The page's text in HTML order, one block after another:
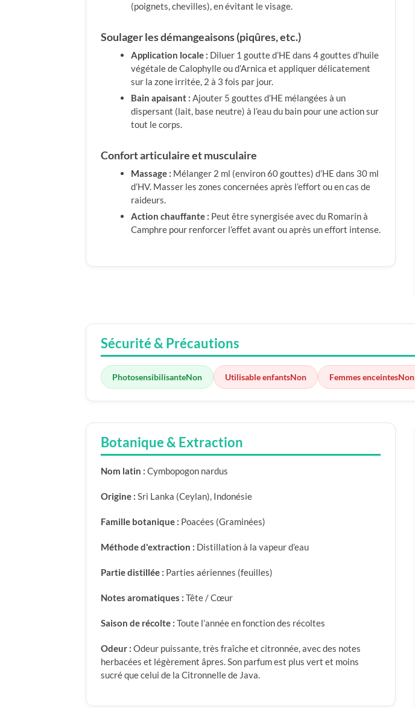
(poignets, chevilles), en évitant le visage.
Soulager les démangeaisons (piqûres, etc.)
Application locale : Diluer 1 goutte d’HE dans 4 gouttes d’huile
végétale de Calophylle ou d’Arnica et appliquer délicatement
sur la zone irritée, 2 à 3 fois par jour.
Bain apaisant : Ajouter 5 gouttes d’HE mélangées à un
dispersant (lait, base neutre) à l’eau du bain pour une action sur
tout le corps.
Confort articulaire et musculaire
Massage : Mélanger 2 ml (environ 60 gouttes) d’HE dans 30 ml
d’HV. Masser les zones concernées après l’effort ou en cas de
raideurs.
Action chauffante : Peut être synergisée avec du Romarin à
Camphre pour renforcer l’effet avant ou après un effort intense.
Sécurité & Précautions
PhotosensibilisanteNon Utilisable enfantsNon Femmes enceintesNon
Botanique & Extraction
Nom latin : Cymbopogon nardus
Origine : Sri Lanka (Ceylan), Indonésie
Famille botanique : Poacées (Graminées)
Méthode d'extraction : Distillation à la vapeur d’eau
Partie distillée : Parties aériennes (feuilles)
Notes aromatiques : Tête / Cœur
Saison de récolte : Toute l’année en fonction des récoltes
Odeur : Odeur puissante, très fraîche et citronnée, avec des notes
herbacées et légèrement âpres. Son parfum est plus vert et moins
sucré que celui de la Citronnelle de Java.